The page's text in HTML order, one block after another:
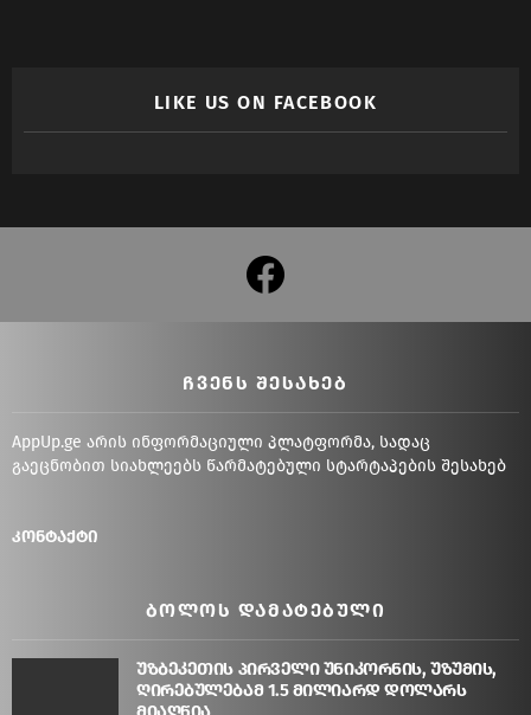
LIKE US ON FACEBOOK
facebook
ᲩᲕᲔᲜᲡ ᲨᲔᲡᲐᲮᲔᲑ
AppUp.ge არის ინფორმაციული პლატფორმა, სადაც
გაეცნობით სიახლეებს წარმატებული სტარტაპების შესახებ
კონტაქტი
ᲑᲝᲚᲝᲡ ᲓᲐᲛᲐᲢᲔᲑᲣᲚᲘ
უზბეკეთის პირველი უნიკორნის, უზუმის,
ღირებულებამ 1.5 მილიარდ დოლარს